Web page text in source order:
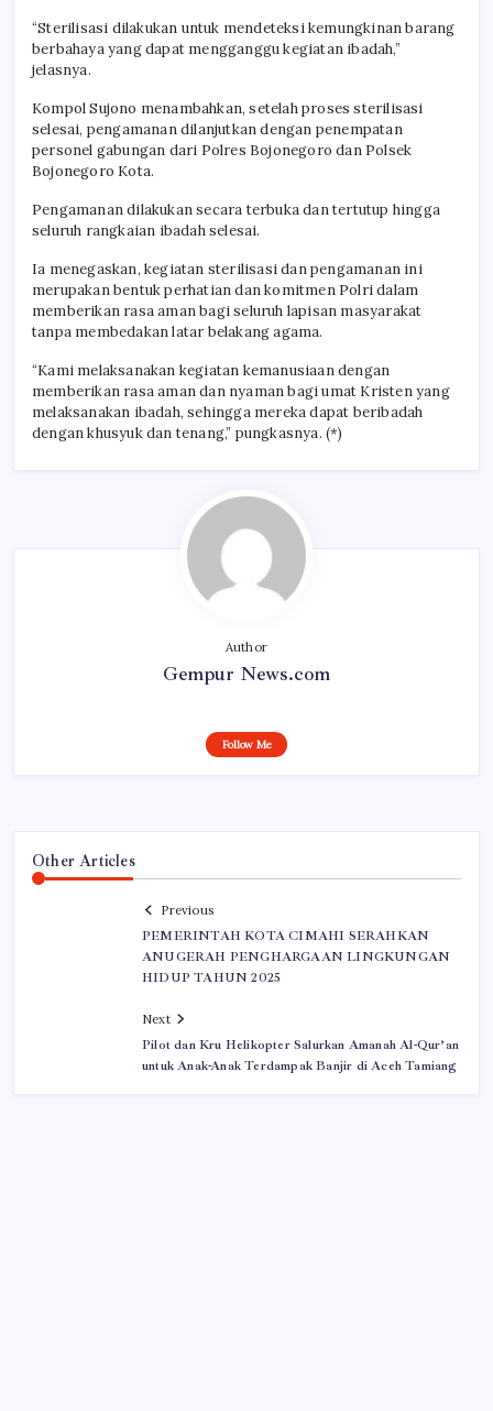
“Sterilisasi dilakukan untuk mendeteksi kemungkinan barang
berbahaya yang dapat mengganggu kegiatan ibadah,”
jelasnya.
Kompol Sujono menambahkan, setelah proses sterilisasi
selesai, pengamanan dilanjutkan dengan penempatan
personel gabungan dari Polres Bojonegoro dan Polsek
Bojonegoro Kota.
Pengamanan dilakukan secara terbuka dan tertutup hingga
seluruh rangkaian ibadah selesai.
Ia menegaskan, kegiatan sterilisasi dan pengamanan ini
merupakan bentuk perhatian dan komitmen Polri dalam
memberikan rasa aman bagi seluruh lapisan masyarakat
tanpa membedakan latar belakang agama.
“Kami melaksanakan kegiatan kemanusiaan dengan
memberikan rasa aman dan nyaman bagi umat Kristen yang
melaksanakan ibadah, sehingga mereka dapat beribadah
dengan khusyuk dan tenang,” pungkasnya. (*)
Author
Gempur News.com
Follow Me
Other Articles
Previous
PEMERINTAH KOTA CIMAHI SERAHKAN
ANUGERAH PENGHARGAAN LINGKUNGAN
HIDUP TAHUN 2025
Next
Pilot dan Kru Helikopter Salurkan Amanah Al-Qur’an
untuk Anak-Anak Terdampak Banjir di Aceh Tamiang